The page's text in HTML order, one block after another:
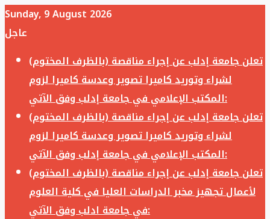
Sunday, 9 August 2026
عاجل
تعلن جامعة إدلب عن إجراء مناقصة (بالظرف المختوم)
لشراء وتوريد كاميرا تصوير وعدسة كاميرا لزوم
المكتب الإعلامي في جامعة إدلب وفق الآتي:
تعلن جامعة إدلب عن إجراء مناقصة (بالظرف المختوم)
لشراء وتوريد كاميرا تصوير وعدسة كاميرا لزوم
المكتب الإعلامي في جامعة إدلب وفق الآتي:
تعلن جامعة إدلب عن إجراء مناقصة (بالظرف المختوم)
لأعمال تجهيز مخبر الدراسات العليا في كلية العلوم
في جامعة ادلب وفق الآتي: